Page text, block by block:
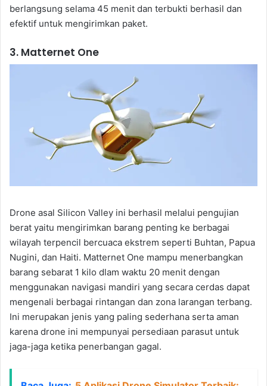
berlangsung selama 45 menit dan terbukti berhasil dan
efektif untuk mengirimkan paket.
3. Matternet One
Drone asal Silicon Valley ini berhasil melalui pengujian
berat yaitu mengirimkan barang penting ke berbagai
wilayah terpencil bercuaca ekstrem seperti Buhtan, Papua
Nugini, dan Haiti. Matternet One mampu menerbangkan
barang sebarat 1 kilo dlam waktu 20 menit dengan
menggunakan navigasi mandiri yang secara cerdas dapat
mengenali berbagai rintangan dan zona larangan terbang.
Ini merupakan jenis yang paling sederhana serta aman
karena drone ini mempunyai persediaan parasut untuk
jaga-jaga ketika penerbangan gagal.